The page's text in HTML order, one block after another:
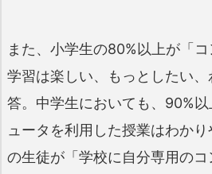
また、小学生の80%以上が「
学習は楽しい、もっとしたい
答。中学生においても、90%
ュータを利用した授業はわか
の生徒が「学校に自分専用のコ